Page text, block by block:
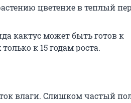
цветение в теплый
кактус может быть готов к
к 15 годам роста.
влаги. Слишком частый